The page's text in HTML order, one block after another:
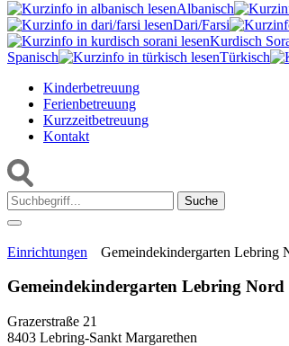
Albanisch
Dari/Farsi
Kurdisch
Spanisch
Türkisch
Kinderbetreuung
Ferienbetreuung
Kurzzeitbetreuung
Kontakt
Suche:
Einrichtungen Gemeindekindergarten Lebring
Gemeindekindergarten Lebring Nord
Grazerstraße 21
8403 Lebring-Sankt Margarethen